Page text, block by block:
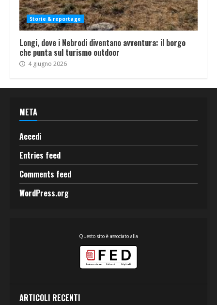
Storie & reportage
Longi, dove i Nebrodi diventano avventura: il borgo
che punta sul turismo outdoor
4 giugno 2026
META
Accedi
Entries feed
Comments feed
WordPress.org
Questo sito è associato alla
ARTICOLI RECENTI